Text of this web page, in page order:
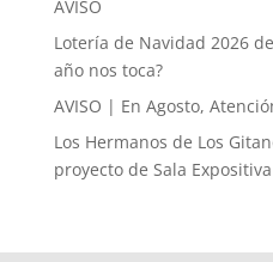
AVISO
Lotería de Navidad 2026
año nos toca?
AVISO | En Agosto,
Los Hermanos de Los
proyecto de Sala Expositiva